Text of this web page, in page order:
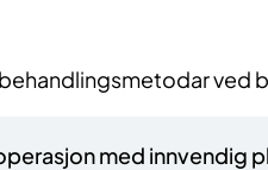
ved
med innvendig